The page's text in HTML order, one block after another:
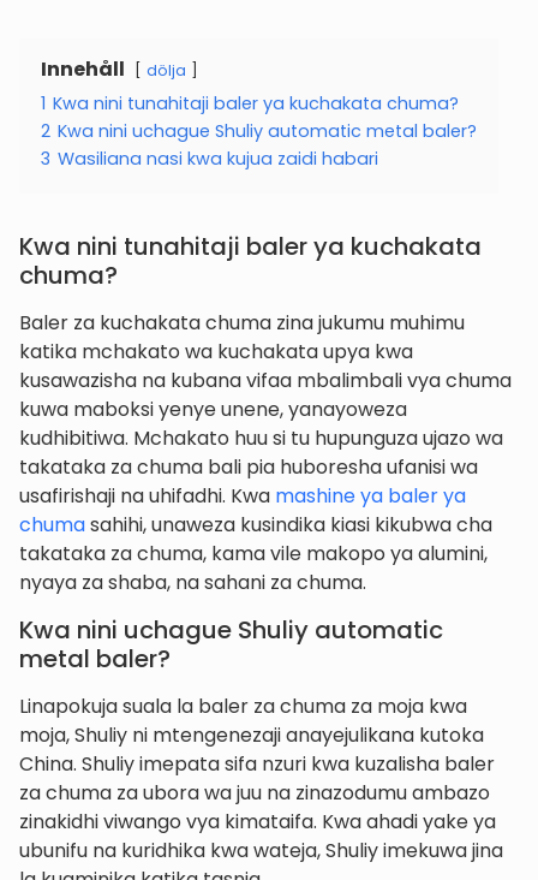
Innehåll dölja
1 Kwa nini tunahitaji baler ya kuchakata chuma?
2 Kwa nini uchague Shuliy automatic metal baler?
3 Wasiliana nasi kwa kujua zaidi habari
Kwa nini tunahitaji baler ya kuchakata
chuma?
Baler za kuchakata chuma zina jukumu muhimu
katika mchakato wa kuchakata upya kwa
kusawazisha na kubana vifaa mbalimbali vya chuma
kuwa maboksi yenye unene, yanayoweza
kudhibitiwa. Mchakato huu si tu hupunguza ujazo wa
takataka za chuma bali pia huboresha ufanisi wa
usafirishaji na uhifadhi. Kwa mashine ya baler ya
chumasahihi, unaweza kusindika kiasi kikubwa cha
takataka za chuma, kama vile makopo ya alumini,
nyaya za shaba, na sahani za chuma.
Kwa nini uchague Shuliy automatic
metal baler?
Linapokuja suala la baler za chuma za moja kwa
moja, Shuliy ni mtengenezaji anayejulikana kutoka
China. Shuliy imepata sifa nzuri kwa kuzalisha baler
za chuma za ubora wa juu na zinazodumu ambazo
zinakidhi viwango vya kimataifa. Kwa ahadi yake ya
ubunifu na kuridhika kwa wateja, Shuliy imekuwa jina